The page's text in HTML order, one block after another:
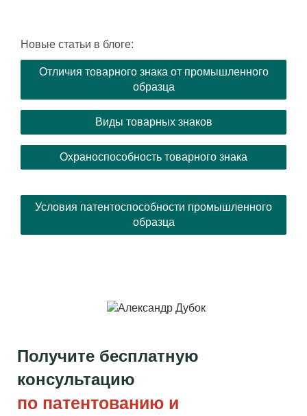
Новые статьи в блоге:
Отличия товарного знака от промышленного
образца
Виды товарных знаков
Охраноспособность товарного знака
Условия патентоспособности промышленного
образца
Получите бесплатную
консультацию
по патентованию и